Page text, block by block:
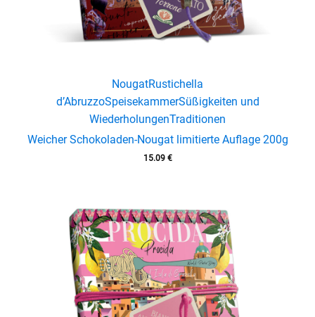
NougatRustichella
d’AbruzzoSpeisekammerSüßigkeiten und
WiederholungenTraditionen
Weicher Schokoladen-Nougat limitierte Auflage 200g
15.09 €